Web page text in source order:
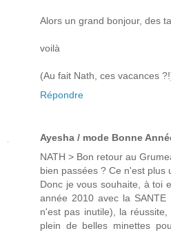
Alors un grand bonjour, des
voilà
(Au fait Nath, ces vacances
Répondre
Ayesha / mode Bonne
NATH > Bon retour au
bien passées ? Ce n'est plus
Donc je vous souhaite, à toi
année 2010 avec la
n'est pas inutile), la
plein de belles minettes